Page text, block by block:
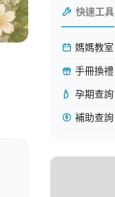
快速工具
媽媽教室
手冊換禮
孕期查詢
補助查詢